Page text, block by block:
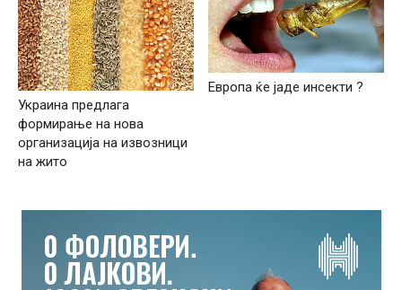
Украина предлага
формирање на нова
организација на извозници
на жито
Европа ќе јаде инсекти ?